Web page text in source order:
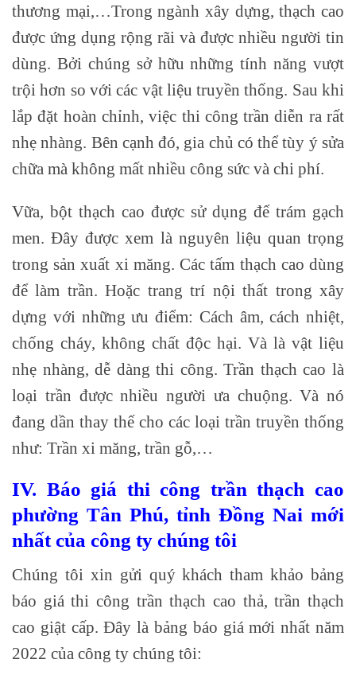
thương mại,…Trong ngành xây dựng, thạch cao
được ứng dụng rộng rãi và được nhiều người tin
dùng. Bởi chúng sở hữu những tính năng vượt
trội hơn so với các vật liệu truyền thống. Sau khi
lắp đặt hoàn chỉnh, việc thi công trần diễn ra rất
nhẹ nhàng. Bên cạnh đó, gia chủ có thể tùy ý sửa
chữa mà không mất nhiều công sức và chi phí.
Vữa, bột thạch cao được sử dụng để trám gạch
men. Đây được xem là nguyên liệu quan trọng
trong sản xuất xi măng. Các tấm thạch cao dùng
để làm trần. Hoặc trang trí nội thất trong xây
dựng với những ưu điểm: Cách âm, cách nhiệt,
chống cháy, không chất độc hại. Và là vật liệu
nhẹ nhàng, dễ dàng thi công. Trần thạch cao là
loại trần được nhiều người ưa chuộng. Và nó
đang dần thay thế cho các loại trần truyền thống
như: Trần xi măng, trần gỗ,…
IV. Báo giá thi công trần thạch cao
phường Tân Phú, tỉnh Đồng Nai mới
nhất của công ty chúng tôi
Chúng tôi xin gửi quý khách tham khảo bảng
báo giá thi công trần thạch cao thả, trần thạch
cao giật cấp. Đây là bảng báo giá mới nhất năm
2022 của công ty chúng tôi: